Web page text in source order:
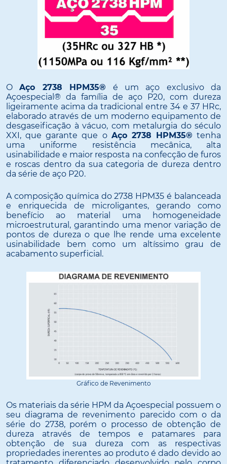
OAço 2738 HPM35® é um aço exclusivo da
Açoespecial® da família de aço P20, com dureza
ligeiramente acima da tradicional entre 34 e 37 HRc,
elaborado através de um moderno equipamento de
desgaseificação à vácuo, com metalurgia do século
XXI, que garante que o Aço 2738 HPM35® tenha
uma uniforme resistência mecânica, alta
usinabilidade e maior resposta na confecção de furos
e roscas dentro da sua categoria de dureza dentro
da série de aço P20.
A composição química do 2738 HPM35 é balanceada
e enriquecida de microligantes, gerando como
benefício ao material uma homogeneidade
microestrutural, garantindo uma menor variação de
pontos de dureza o que lhe rende uma excelente
usinabilidade bem como um altíssimo grau de
acabamento superficial.
Gráfico de Revenimento
Os materiais da série HPM da Açoespecial possuem o
seu diagrama de revenimento parecido com o da
série do 2738, porém o processo de obtenção de
dureza através de tempos e patamares para
obtenção de sua dureza com as respectivas
propriedades inerentes ao produto é dado devido ao